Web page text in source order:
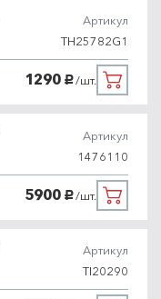
Артикул
TH25782G1
1290 руб./шт.
Артикул
1476110
5900 руб./шт.
Артикул
TI20290